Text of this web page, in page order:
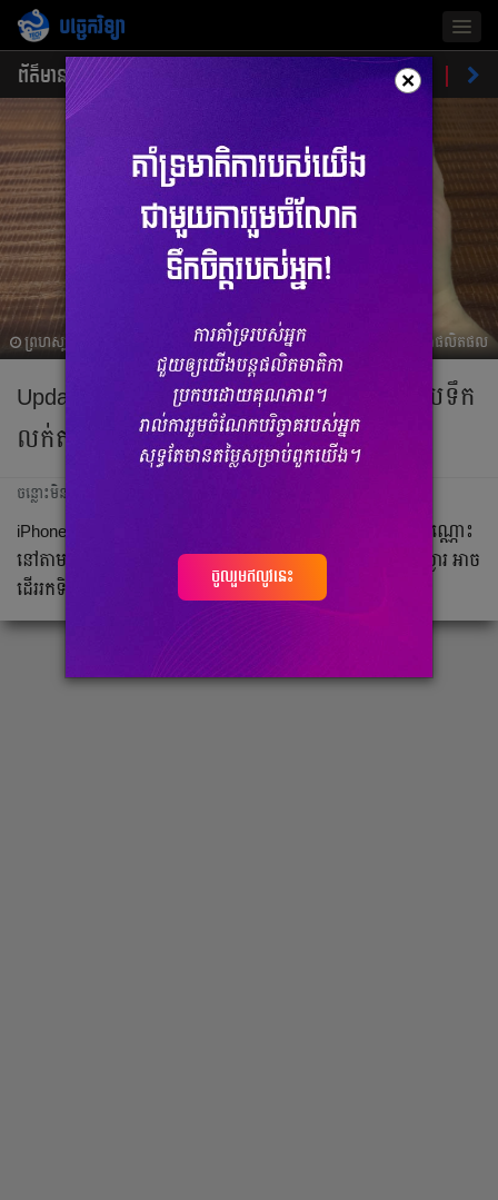
បច្ចេកវិទ្យា
ព័ត៌មាន ផលិតផលថ្មី ហាងឆេងផលិតផល ចំណ
ព្រហស្បតិ៍, 23 ធ្នូ 2021 04:34 ហាងឆេងផលិតផល
Update! ឆែកមើលតម្លៃ iPhone 11 និង 12 មួយទឹក
លក់តាមហាងពេលនេះ
ចន្លោះមិនឃើញ
iPhone 11 និង iPhone 12 ពេល​នេះ​មាន​លក់​តែ​ម៉ូដែល​មួយ​ទឹក​ប៉ុណ្ណោះ​
នៅ​តាម​ហាង ខណ:​តម្លៃ​វិញ​ធូរៗ​ថ្លៃ​កាន់​លុយ ៤០០ ទៅ ៥០០ដុល្លារ អាច​
ដើរ​រក​ទិញ​បាន​តាម​ចិត្ត។
×
ចូលរួមឥលូវនេះ